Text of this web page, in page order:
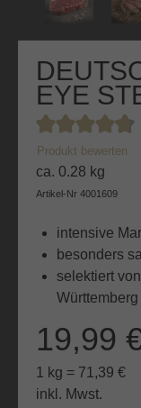
EYE
Produkt bewerten
ca. 0.28 kg
Artikel-Nr 4001609
intensive
besonders
selektiert
Württemberg
19,99
1 kg = 71,39 €
inkl. Mwst.